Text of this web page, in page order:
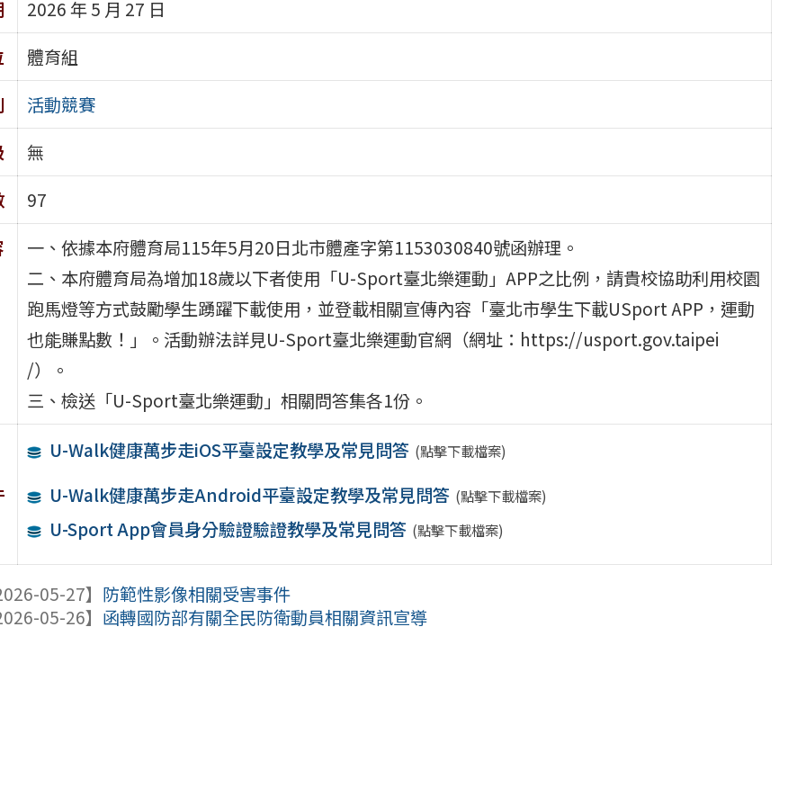
2026 年 5 月 27 日
體育組
活動競賽
無
97
一、依據本府體育局115年5月20日北市體產字第1153030840號函辦理。
二、本府體育局為增加18歲以下者使用「U-Sport臺北樂運動」APP之比例，請貴校協助利用校園
跑馬燈等方式鼓勵學生踴躍下載使用，並登載相關宣傳內容「臺北市學生下載USport APP，運動
也能賺點數！」。活動辦法詳見U-Sport臺北樂運動官網（網址：https://usport.gov.taipei
/）。
三、檢送「U-Sport臺北樂運動」相關問答集各1份。
U-Walk健康萬步走iOS平臺設定教學及常見問答 (點擊下載檔案)
U-Walk健康萬步走Android平臺設定教學及常見問答 (點擊下載檔案)
U-Sport App會員身分驗證驗證教學及常見問答 (點擊下載檔案)
05-27】 防範性影像相關受害事件
05-26】 函轉國防部有關全民防衛動員相關資訊宣導